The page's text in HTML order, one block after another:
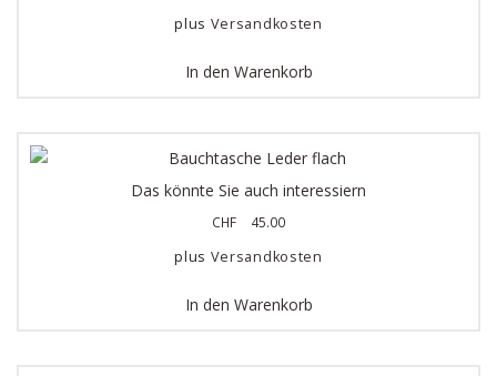
plus Versandkosten
In den Warenkorb
Das könnte Sie auch interessiern
CHF
45.00
plus Versandkosten
In den Warenkorb